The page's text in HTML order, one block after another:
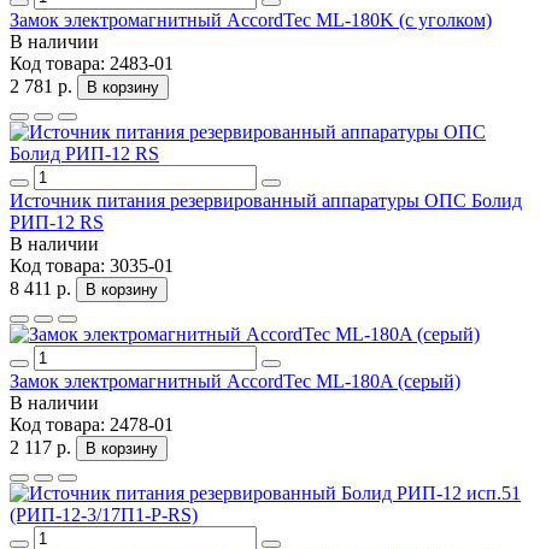
Замок электромагнитный AccordTec ML-180K (с уголком)
В наличии
Код товара: 2483-01
2 781 р.
В корзину
Источник питания резервированный аппаратуры ОПС Болид
РИП-12 RS
В наличии
Код товара: 3035-01
8 411 р.
В корзину
Замок электромагнитный AccordTec ML-180A (серый)
В наличии
Код товара: 2478-01
2 117 р.
В корзину